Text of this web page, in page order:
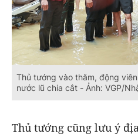
Thủ tướng vào thăm, động
nước lũ chia cắt - Ảnh: VGP/
Thủ tướng cũng lưu ý